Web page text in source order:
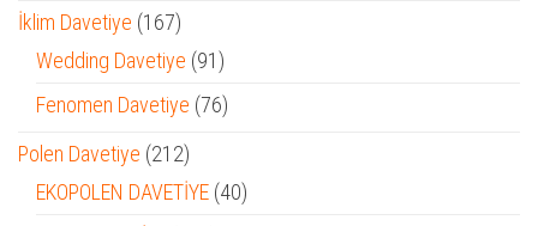
İklim Davetiye 167167
ürün
Wedding Davetiye 9191
ürün
Fenomen Davetiye 7676
Polen Davetiye 212212
ürün
EKOPOLEN DAVETİYE 4040